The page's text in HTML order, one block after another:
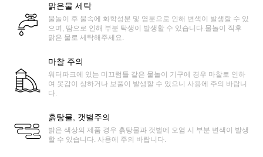
맑은물 세탁
물놀이 후 물속에 화학성분 및 염분으로 인해 변색이 발생할 수 있
으며, 땀으로 인해 부분 탁생이 발생할 수 있습니다.물놀이 직후
맑은 물로 세탁해주세요.
마찰 주의
워터파크에 있는 미끄럼틀 같은 물놀이 기구에 경우 마찰로 인하
여 옷감이 상하거나 보풀이 발생할 수 있으니 사용에 주의 바랍니
다.
흙탕물, 갯벌주의
밝은 색상의 제품 경우 흙탕물과 갯벌에 오염 시 부분 변색이 발생
할 수 있습니다. 사용에 주의 바랍니다.